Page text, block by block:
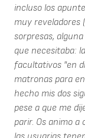
incluso los
muy reveladores
sorpresas,
que necesitaba:
facultativos "en
matronas para
hecho mis dos
pese a que me
parir. Os animo